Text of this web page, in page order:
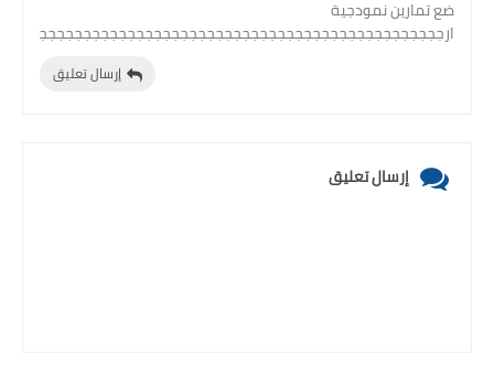
ضع تمارين نمودجية
إرسال تعليق
إرسال تعليق